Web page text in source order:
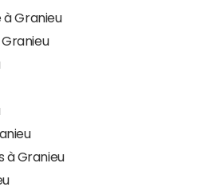
à Granieu
à Granieu